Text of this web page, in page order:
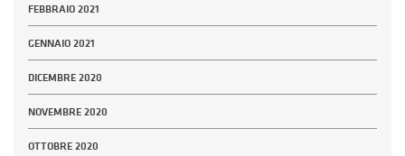
FEBBRAIO 2021
GENNAIO 2021
DICEMBRE 2020
NOVEMBRE 2020
OTTOBRE 2020